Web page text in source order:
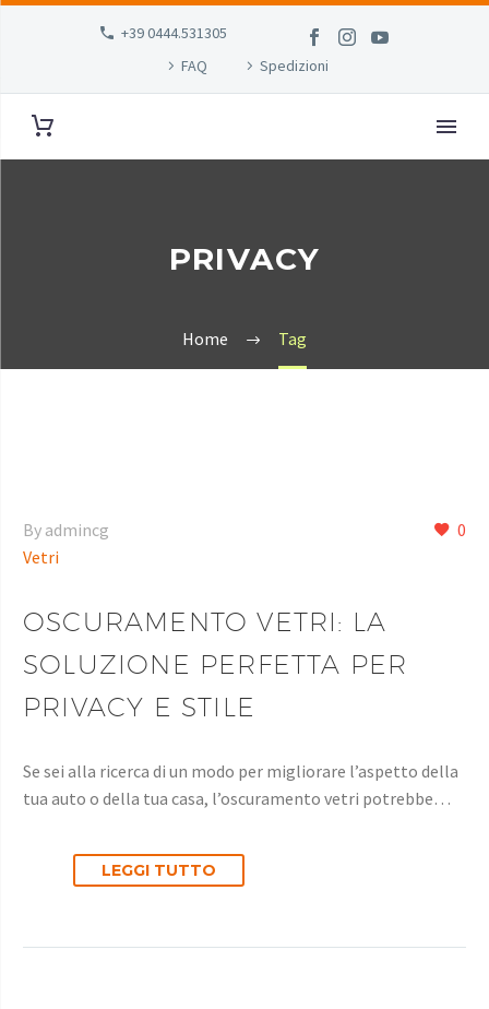
+39 0444.531305
FAQ
Spedizioni
PRIVACY
Home Tag
0
By admincg
Vetri
OSCURAMENTO VETRI: LA
SOLUZIONE PERFETTA PER
PRIVACY E STILE
Se sei alla ricerca di un modo per migliorare l’aspetto della
tua auto o della tua casa, l’oscuramento vetri potrebbe…
LEGGI TUTTO